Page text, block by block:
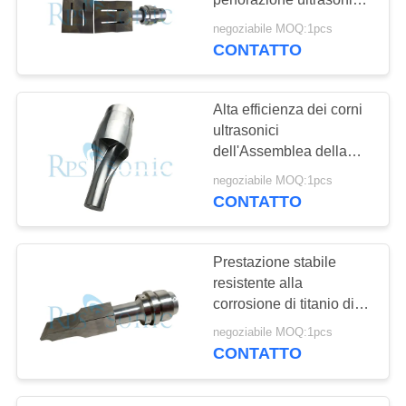
MAPPA
SITO
POLITICA
SULLA
PRIVACY
della perdita di tenuta di
Horn
negoziabile MOQ:1pcs
CONTATTO
Alta efficienza dei corni
ultrasonici
dell'Assemblea della
miniatura 8mm facile da
operare
negoziabile MOQ:1pcs
CONTATTO
Prestazione stabile
resistente alla
corrosione di titanio di
Horn della saldatura a
ultrasuoni della lega
negoziabile MOQ:1pcs
CONTATTO